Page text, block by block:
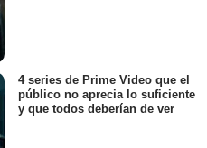
4 series de Prime Video que el
público no aprecia lo suficiente
y que todos deberían de ver